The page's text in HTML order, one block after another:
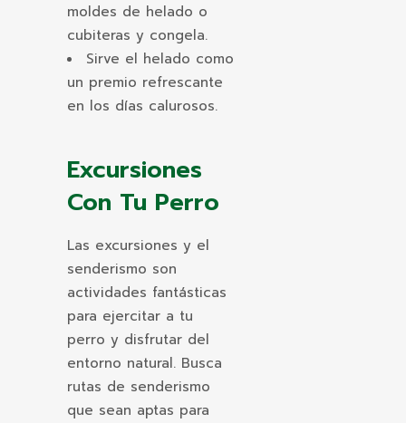
moldes de helado o
cubiteras y congela.
Sirve el helado como
un premio refrescante
en los días calurosos.
Excursiones
Con Tu Perro
Las excursiones y el
senderismo son
actividades fantásticas
para ejercitar a tu
perro y disfrutar del
entorno natural. Busca
rutas de senderismo
que sean aptas para